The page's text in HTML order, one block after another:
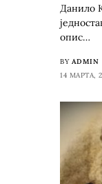
Данило
опис…
BY ADMIN
14 МАРТА,